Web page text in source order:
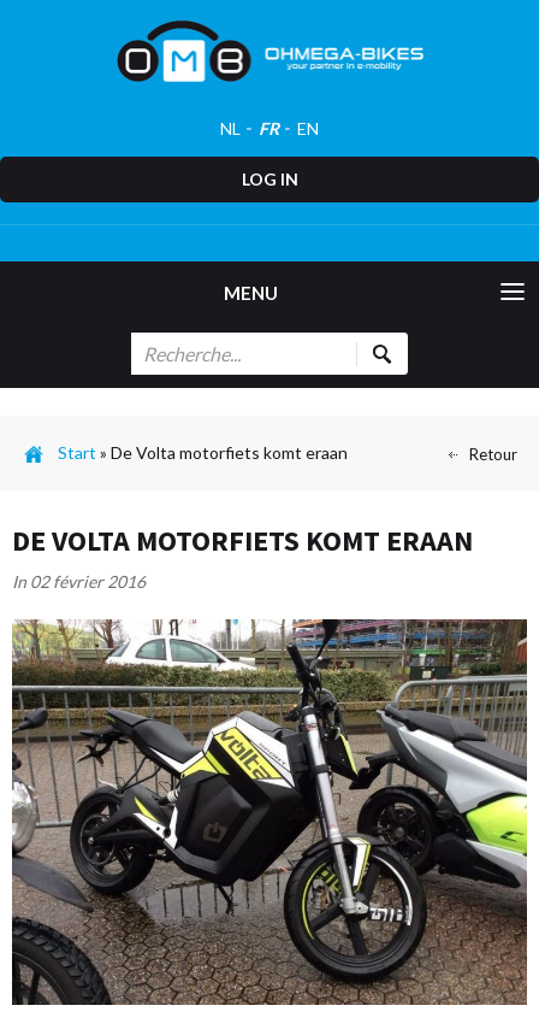
NL FR EN
LOG IN
MENU
Start » De Volta motorfiets komt eraan
DE VOLTA MOTORFIETS KOMT ERAAN
In 02 février 2016